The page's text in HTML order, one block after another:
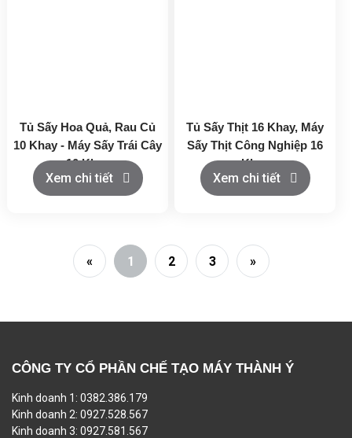
Tủ Sấy Hoa Quả, Rau Củ
10 Khay - Máy Sấy Trái Cây
10 Khay
Xem chi tiết
Tủ Sấy Thịt 16 Khay, Máy
Sấy Thịt Công Nghiệp 16
Khay
Xem chi tiết
« 1 2 3 »
CÔNG TY CỔ PHẦN CHẾ TẠO MÁY THÀNH Ý
Kinh doanh 1: 0382.386.179
Kinh doanh 2: 0927.528.567
Kinh doanh 3: 0927.581.567